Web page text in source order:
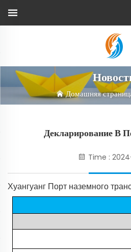
Домашняя
Декларирование В
Time :
Хуангуанг Порт наземного